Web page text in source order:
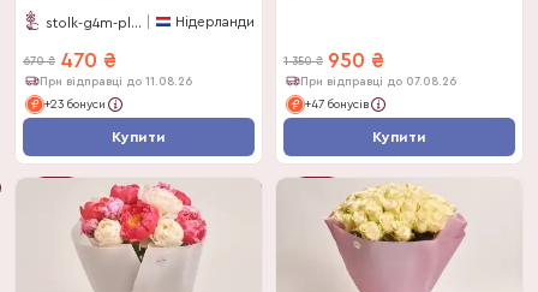
stolk-g4m-plants Нідерланди
670 ₴ 470 ₴
При відправці до 11.08.26
+23 бонуси
Купити
1 350 ₴ 950 ₴
При відправці до 07.08.26
+47 бонусів
Купити